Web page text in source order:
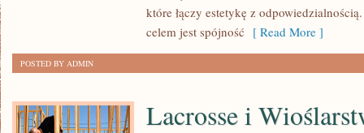
które łączy estetykę z
celem jest spójność [ Read More ]
POSTED BY ADMIN
Lacrosse i